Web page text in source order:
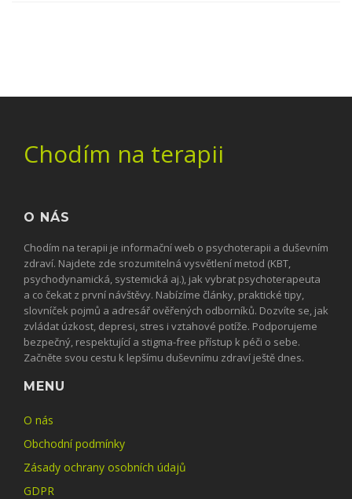
Chodím na terapii
O NÁS
Chodím na terapii je informační web o psychoterapii a duševním
zdraví. Najdete zde srozumitelná vysvětlení metod (KBT,
psychodynamická, systemická aj.), jak vybrat psychoterapeuta
a co čekat z první návštěvy. Nabízíme články, praktické tipy,
slovníček pojmů a adresář ověřených odborníků. Dozvíte se, jak
zvládat úzkost, depresi, stres i vztahové potíže. Podporujeme
bezpečný, respektující a stigma-free přístup k péči o sebe.
Začněte svou cestu k lepšímu duševnímu zdraví ještě dnes.
MENU
O nás
Obchodní podmínky
Zásady ochrany osobních údajů
GDPR